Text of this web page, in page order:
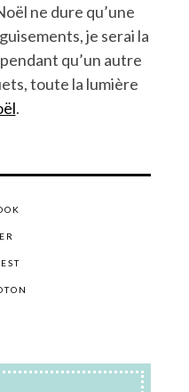
ne dure qu’une
je serai la
qu’un autre
toute la lumière
.